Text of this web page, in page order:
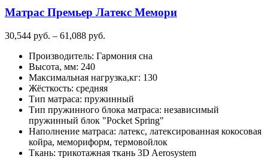
Матрас Премьер Латекс Мемори
30,544 руб. – 61,088 руб.
30,544
–
61,088
руб.
Производитель: Гармония сна
Высота, мм: 240
Максимальная нагрузка,кг: 130
Жёсткость: средняя
Тип матраса: пружинный
Тип пружинного блока матраса: независимый
пружинный блок "Pocket Spring"
Наполнение матраса: латекс, латексированная кокосовая
койра, мемориформ, термовойлок
Ткань: трикотажная ткань 3D Aerosystem